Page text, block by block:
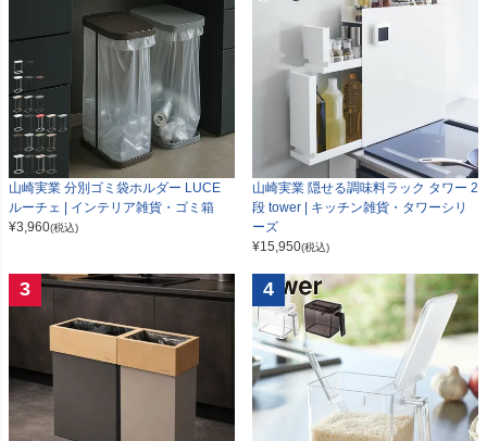
山崎実業 分別ゴミ袋ホルダー LUCE
ルーチェ | インテリア雑貨・ゴミ箱
¥3,960(税込)
山崎実業 隠せる調味料ラック タワー 2
段 tower | キッチン雑貨・タワーシリ
ーズ
¥15,950(税込)
3 4